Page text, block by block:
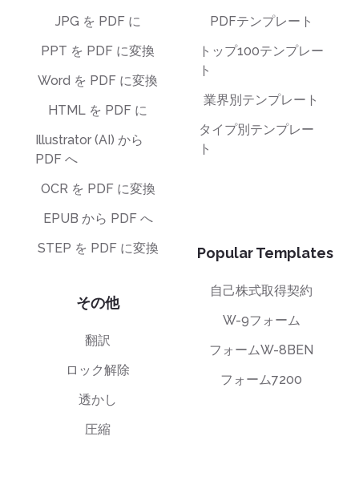
JPG を PDF に
PPT を PDF に変換
Word を PDF に変換
HTML を PDF に
Illustrator (AI) から
PDF へ
OCR を PDF に変換
EPUB から PDF へ
STEP を PDF に変換
その他
翻訳
ロック解除
透かし
圧縮
PDFテンプレート
トップ100テンプレー
ト
業界別テンプレート
タイプ別テンプレー
ト
Popular Templates
自己株式取得契約
W-9フォーム
フォームW-8BEN
フォーム7200